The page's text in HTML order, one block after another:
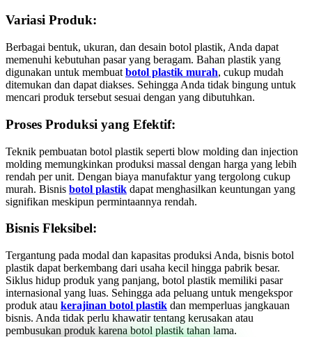
Variasi Produk:
Berbagai bentuk, ukuran, dan desain botol plastik, Anda dapat
memenuhi kebutuhan pasar yang beragam. Bahan plastik yang
digunakan untuk membuat botol plastik murah, cukup mudah
ditemukan dan dapat diakses. Sehingga Anda tidak bingung untuk
mencari produk tersebut sesuai dengan yang dibutuhkan.
Proses Produksi yang Efektif:
Teknik pembuatan botol plastik seperti blow molding dan injection
molding memungkinkan produksi massal dengan harga yang lebih
rendah per unit. Dengan biaya manufaktur yang tergolong cukup
murah. Bisnis botol plastik dapat menghasilkan keuntungan yang
signifikan meskipun permintaannya rendah.
Bisnis Fleksibel:
Tergantung pada modal dan kapasitas produksi Anda, bisnis botol
plastik dapat berkembang dari usaha kecil hingga pabrik besar.
Siklus hidup produk yang panjang, botol plastik memiliki pasar
internasional yang luas. Sehingga ada peluang untuk mengekspor
produk atau kerajinan botol plastik dan memperluas jangkauan
bisnis. Anda tidak perlu khawatir tentang kerusakan atau
pembusukan produk karena botol plastik tahan lama.